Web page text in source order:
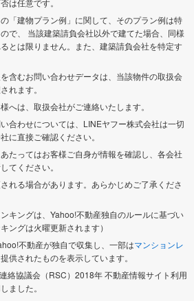
は任意です。
「建物プラン例」に関して、そのプラン例は特
で、 当該建築請負会社以外で建てた場合、同様
とは限りません。また、建築請負会社を特定す
含むお問い合わせデータは、当該物件の取扱会
れます。
へは、取扱会社がご連絡いたします。
合わせについては、LINEヤフー株式会社は一切
に直接ご確認ください。
たってはお客様ご自身が情報を確認し、各会社
てください。
れる場合があります。あらかじめご了承くださ
キングは、Yahoo!不動産独自のルールに基づい
ングは火曜更新されます）
不動産が独自で収集し、一部はマンションレ
供されたものを表示しています。
絡協議会（RSC）2018年 不動産情報サイト利用
ました。